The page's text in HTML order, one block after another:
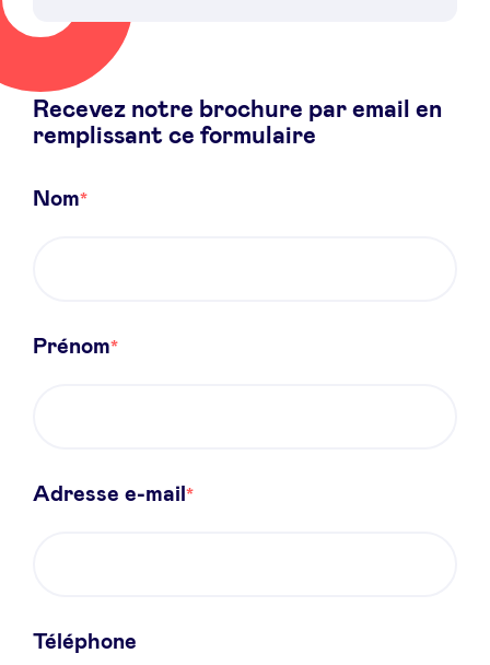
Avantages
BeAngels Academy
BeAngels Luxembourg
Accès Dealflow investisseur
Recevez notre brochure par email en
remplissant ce formulaire
Nom
Prénom
Adresse e-mail
Téléphone